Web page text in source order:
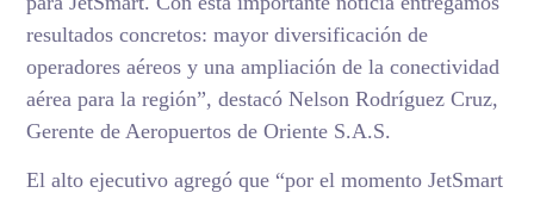
resultados concretos: mayor diversificación de
operadores aéreos y una ampliación de la conectividad
aérea para la región”, destacó Nelson Rodríguez Cruz,
Gerente de Aeropuertos de Oriente S.A.S.
El alto ejecutivo agregó que “por el momento JetSmart